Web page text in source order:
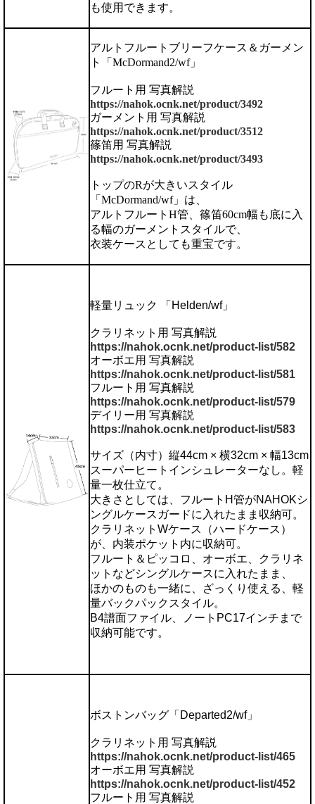
も使用できます。
アルトフルートブリーフケース＆ガーメン
ト「McDormand2/wf」
フルート用 写真解説
https://nahok.ocnk.net/product/3492
ガーメント用 写真解説
https://nahok.ocnk.net/product/3512
篠笛用 写真解説
https://nahok.ocnk.net/product/3493
トップのRが大きいスタイル
「McDormand/wf」は、
アルトフルートH管、篠笛60cm幅も底に入
る幅のガーメントスタイルで、
衣装ケースとしても重宝です。
軽量リュック 「Helden/wf」
クラリネット用 写真解説
https://nahok.ocnk.net/product-list/582
オーボエ用 写真解説
https://nahok.ocnk.net/product-list/581
フルート用 写真解説
https://nahok.ocnk.net/product-list/579
デイリー用 写真解説
https://nahok.ocnk.net/product-list/583
サイズ（内寸）縦44cm × 横32cm × 幅13cm
スーパーヒートインシュレーターなし。軽
量一枚仕立て。
大きさとしては、フルートH管がNAHOKシ
ングルケースガードに入れたまま収納可。
クラリネットWケース（ハードケース）
が、内装ポケット内に収納可。
フルート＆ピッコロ、オーボエ、クラリネ
ットなどシングルケースに入れたまま、
ほかのものも一緒に、ざっくり使える、軽
量バックパックスタイル。
B4譜面ファイル、ノートPC17インチまで
収納可能です。
ボストンバッグ「Departed2/wf」
クラリネット用 写真解説
https://nahok.ocnk.net/product-list/465
オーボエ用 写真解説
https://nahok.ocnk.net/product-list/452
フルート用 写真解説